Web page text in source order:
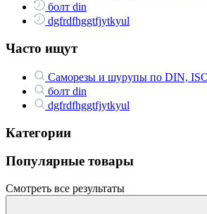
болт din
dgfrdfhggtfjytkyul
Часто ищут
Саморезы и шурупы по DIN,
болт din
dgfrdfhggtfjytkyul
Категории
Популярные товары
Смотреть все результаты